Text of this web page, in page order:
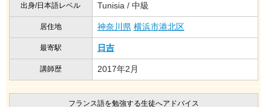
出身/日本語レベル Tunisia / 中級
居住地 神奈川県 横浜市港北区
最寄駅 日吉
講師歴 2017年2月
フランス語を勉強する生徒へアドバイス